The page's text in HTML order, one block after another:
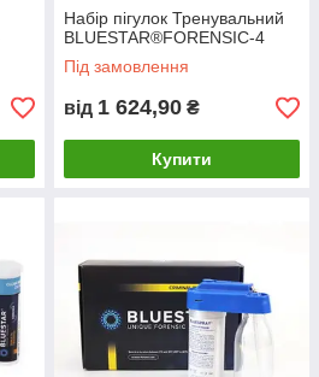
Набір пігулок Тренувальний
BLUESTAR®FORENSIC-4
Під замовлення
від 1 624,90 ₴
Купити